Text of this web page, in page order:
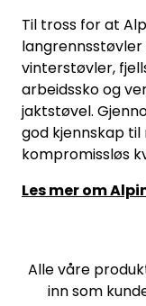
Til tross for at
vinterstøvler,
arbeidssko og
jaktstøvel.
god kjennskap
kompromissløs
Les mer om
Alle våre
inn som